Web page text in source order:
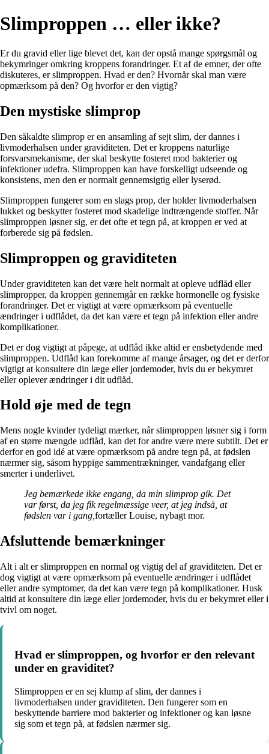
Slimproppen … eller ikke?
Er du gravid eller lige blevet det, kan der opstå mange spørgsmål og
bekymringer omkring kroppens forandringer. Et af de emner, der ofte
diskuteres, er slimproppen. Hvad er den? Hvornår skal man være
opmærksom på den? Og hvorfor er den vigtig?
Den mystiske slimprop
Den såkaldte slimprop er en ansamling af sejt slim, der dannes i
livmoderhalsen under graviditeten. Det er kroppens naturlige
forsvarsmekanisme, der skal beskytte fosteret mod bakterier og
infektioner udefra. Slimproppen kan have forskelligt udseende og
konsistens, men den er normalt gennemsigtig eller lyserød.
Slimproppen fungerer som en slags prop, der holder livmoderhalsen
lukket og beskytter fosteret mod skadelige indtrængende stoffer. Når
slimproppen løsner sig, er det ofte et tegn på, at kroppen er ved at
forberede sig på fødslen.
Slimproppen og graviditeten
Under graviditeten kan det være helt normalt at opleve udflåd eller
slimpropper, da kroppen gennemgår en række hormonelle og fysiske
forandringer. Det er vigtigt at være opmærksom på eventuelle
ændringer i udflådet, da det kan være et tegn på infektion eller andre
komplikationer.
Det er dog vigtigt at påpege, at udflåd ikke altid er ensbetydende med
slimproppen. Udflåd kan forekomme af mange årsager, og det er derfor
vigtigt at konsultere din læge eller jordemoder, hvis du er bekymret
eller oplever ændringer i dit udflåd.
Hold øje med de tegn
Mens nogle kvinder tydeligt mærker, når slimproppen løsner sig i form
af en større mængde udflåd, kan det for andre være mere subtilt. Det er
derfor en god idé at være opmærksom på andre tegn på, at fødslen
nærmer sig, såsom hyppige sammentrækninger, vandafgang eller
smerter i underlivet.
Jeg bemærkede ikke engang, da min slimprop gik. Det
var først, da jeg fik regelmæssige veer, at jeg indså, at
fødslen var i gang, fortæller Louise, nybagt mor.
Afsluttende bemærkninger
Alt i alt er slimproppen en normal og vigtig del af graviditeten. Det er
dog vigtigt at være opmærksom på eventuelle ændringer i udflådet
eller andre symptomer, da det kan være tegn på komplikationer. Husk
altid at konsultere din læge eller jordemoder, hvis du er bekymret eller i
tvivl om noget.
Hvad er slimproppen, og hvorfor er den relevant
under en graviditet?
Slimproppen er en sej klump af slim, der dannes i
livmoderhalsen under graviditeten. Den fungerer som en
beskyttende barriere mod bakterier og infektioner og kan løsne
sig som et tegn på, at fødslen nærmer sig.